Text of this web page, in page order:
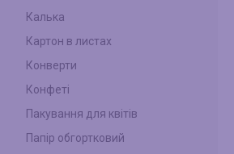
Калька
Картон в листах
Конверти
Конфеті
Пакування для квітів
Папір обгортковий